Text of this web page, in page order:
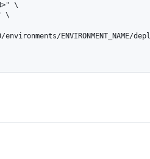
ENVIRONMENT_NAME/depl